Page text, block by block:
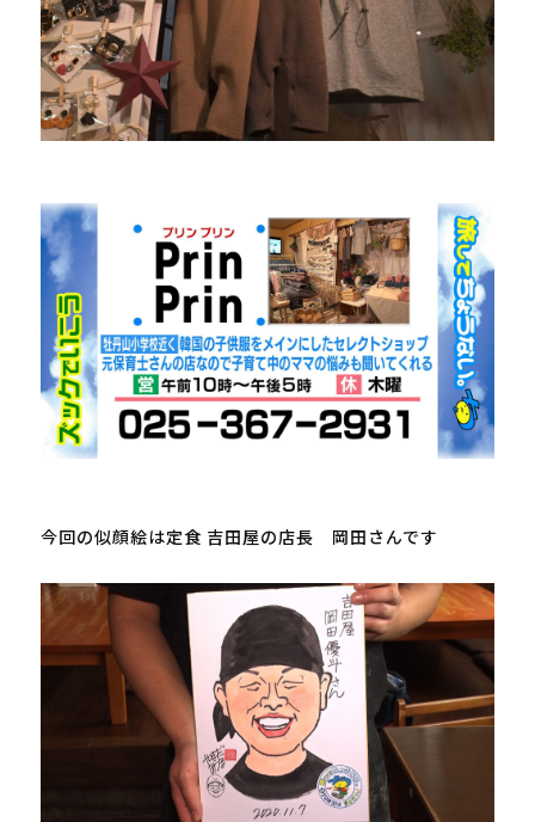
今回の似顔絵は定食 吉田屋の店長　岡田さんです